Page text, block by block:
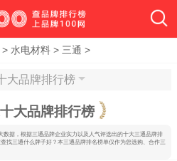
> 水电材料 > 三通 >
大品牌排行榜
大品牌排行榜
数据，根据三通品牌企业实力以及人气评选出的十大三通品牌排
找三通什么牌子好？本三通品牌排名榜单仅作为您选购、合作三